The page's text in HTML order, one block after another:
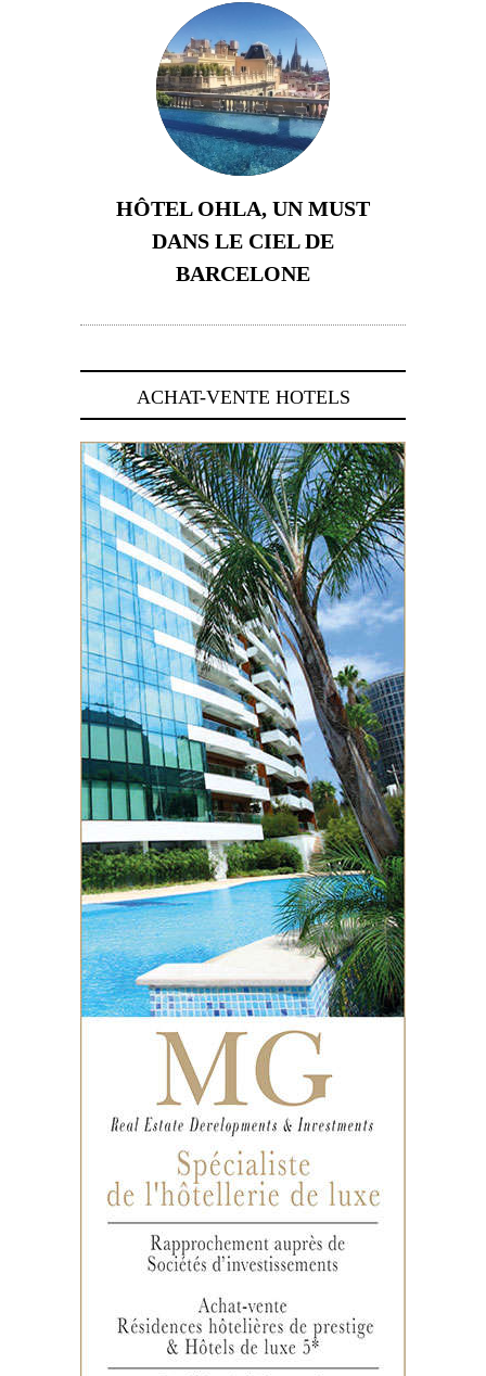
HÔTEL OHLA, UN MUST
DANS LE CIEL DE
BARCELONE
ACHAT-VENTE HOTELS